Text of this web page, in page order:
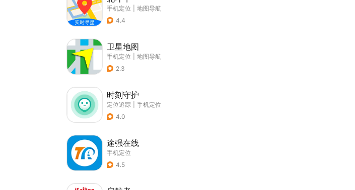
手机定位
地图导航
4.4
卫星地图
手机定位
地图导航
2.3
时刻守护
定位追踪
手机定位
4.0
途强在线
手机定位
4.5